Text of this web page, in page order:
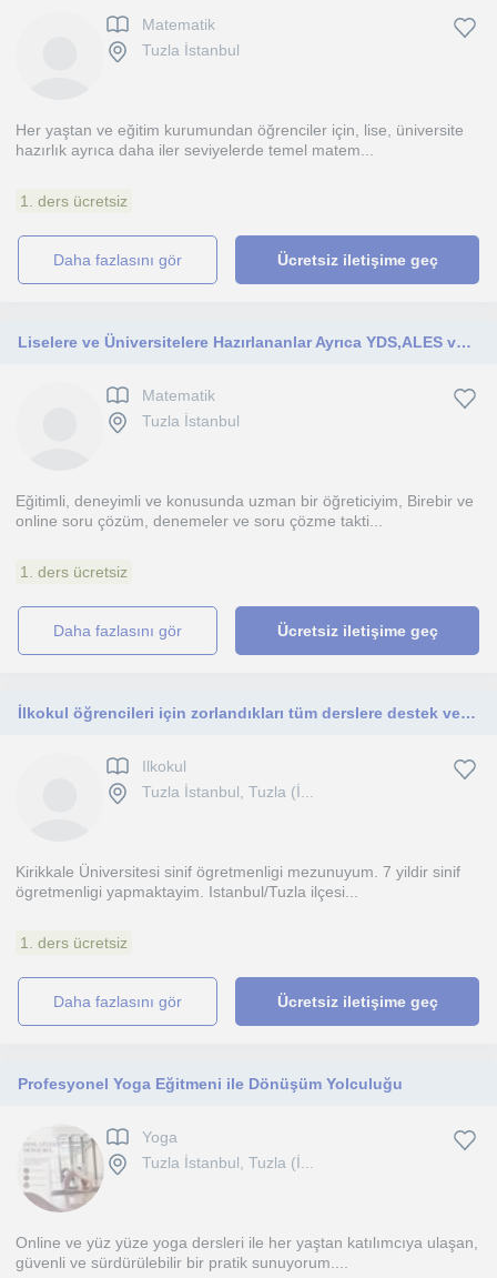
Matematik
Tuzla İstanbul
Her yaştan ve eğitim kurumundan öğrenciler için, lise, üniversite
hazırlık ayrıca daha iler seviyelerde temel matem...
1. ders ücretsiz
daha fazlasını gör Ücretsiz iletişime geç
Liselere ve Üniversitelere Hazırlananlar Ayrıca YDS,ALES vb. sınavlara hazırlananlar
Matematik
Tuzla İstanbul
Eğitimli, deneyimli ve konusunda uzman bir öğreticiyim, Birebir ve
online soru çözüm, denemeler ve soru çözme takti...
1. ders ücretsiz
daha fazlasını gör Ücretsiz iletişime geç
İlkokul öğrencileri için zorlandıkları tüm derslere destek ve okuma yazma öğretimi
Ilkokul
Tuzla İstanbul, Tuzla (İ...
Kirikkale Üniversitesi sinif ögretmenligi mezunuyum. 7 yildir sinif
ögretmenligi yapmaktayim. Istanbul/Tuzla ilçesi...
1. ders ücretsiz
daha fazlasını gör Ücretsiz iletişime geç
Profesyonel Yoga Eğitmeni ile Dönüşüm Yolculuğu
Yoga
Tuzla İstanbul, Tuzla (İ...
Online ve yüz yüze yoga dersleri ile her yaştan katılımcıya ulaşan,
güvenli ve sürdürülebilir bir pratik sunuyorum....